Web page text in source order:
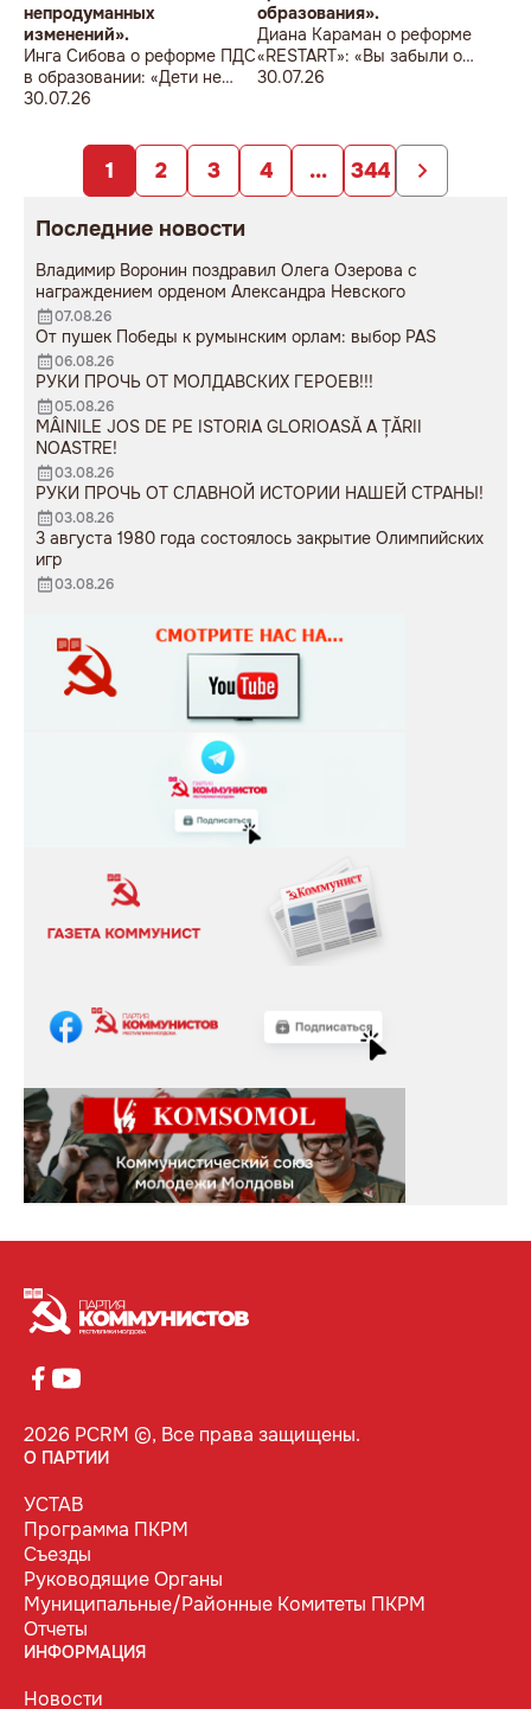
непродуманных
изменений».
Инга Сибова о реформе ПДС
в образовании: «Дети не
должны становиться
непродуманных изменений».
30.07.26
образования».
Диана Караман о реформе
«RESTART»: «Вы забыли о
педагогах и реальных
30.07.26
1 2 3 4 ... 344
Последние новости
Владимир Воронин поздравил Олега Озерова с
награждением орденом Александра Невского
07.08.26
От пушек Победы к румынским орлам: выбор PAS
06.08.26
РУКИ ПРОЧЬ ОТ МОЛДАВСКИХ ГЕРОЕВ!!!
05.08.26
MÂINILE JOS DE PE ISTORIA GLORIOASĂ A ȚĂRII
NOASTRE!
03.08.26
РУКИ ПРОЧЬ ОТ СЛАВНОЙ ИСТОРИИ НАШЕЙ СТРАНЫ!
03.08.26
3 августа 1980 года состоялось закрытие Олимпийских
игр
03.08.26
2026 PCRM ©, Все права защищены.
О ПАРТИИ
УСТАВ
Программа ПКРМ
Съезды
Руководящие Органы
Муниципальные/Районные Комитеты ПКРМ
Отчеты
ИНФОРМАЦИЯ
Новости